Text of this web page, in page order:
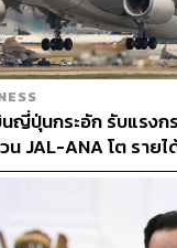
งคมก็จะยิ่งสูงขึ้นเท่า
นต้องออกมาตรการช่
ารเฉพาะกลุ่มและมีร
ระหนี้สาธารณะ และยั
น
างๆ ควรเร่งยกระดั
รงงาน และใช้ประโ
ญาประดิษฐ์ (AI) เพื่อ
ญี่ปุ่นกระอัก รับแรงก
JAL-ANA โต รายไ